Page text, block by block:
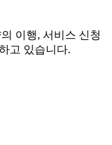
이행, 서비스 신청
고 있습니다.